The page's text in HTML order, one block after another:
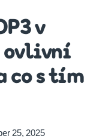
v
ovlivní
co s tím
25, 2025